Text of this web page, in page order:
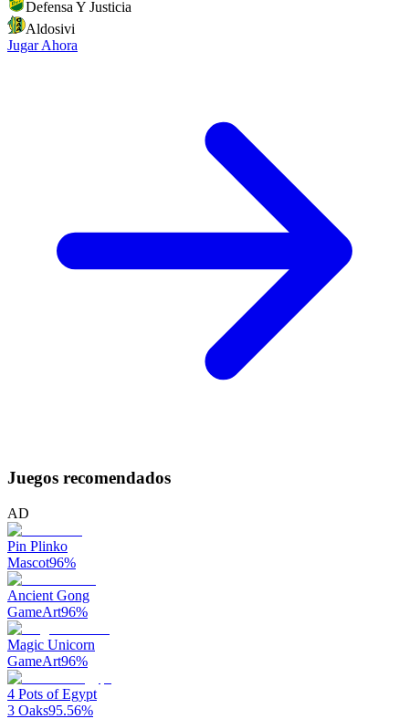
Defensa Y Justicia
Aldosivi
Jugar Ahora
Juegos recomendados
AD
Pin Plinko
Mascot96%
Ancient Gong
GameArt96%
Magic Unicorn
GameArt96%
4 Pots of Egypt
3 Oaks95.56%